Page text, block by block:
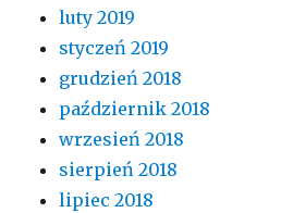
luty 2019
styczeń 2019
grudzień 2018
październik 2018
wrzesień 2018
sierpień 2018
lipiec 2018